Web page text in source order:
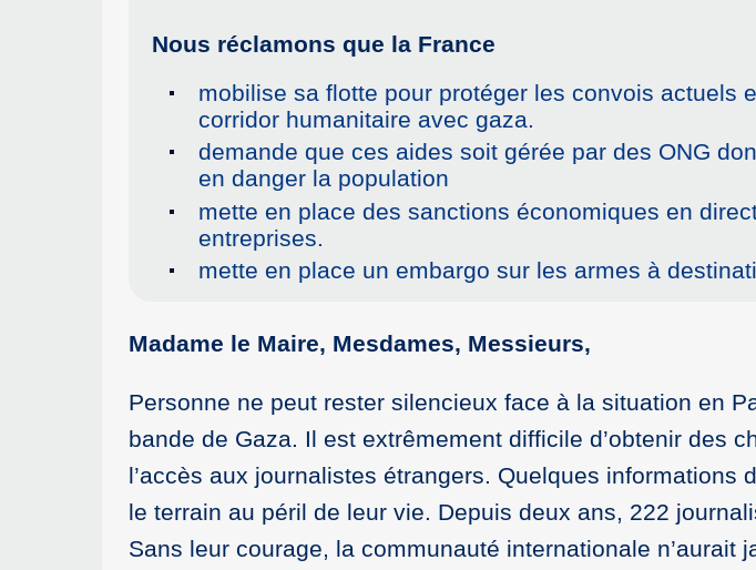
Nous réclamons que la France
mobilise sa flotte pour protéger les convois actuels
corridor humanitaire avec gaza.
demande que ces aides soit gérée par des ONG
en danger la population
mette en place des sanctions économiques en
entreprises.
mette en place un embargo sur les armes à
Madame le Maire, Mesdames, Messieurs,
Personne ne peut rester silencieux face à la situation en
bande de Gaza. Il est extrêmement difficile d’obtenir des
l’accès aux journalistes étrangers. Quelques informations
le terrain au péril de leur vie. Depuis deux ans, 222
Sans leur courage, la communauté internationale n’aurait